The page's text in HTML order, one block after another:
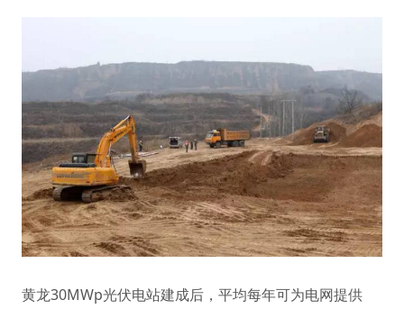
黄龙30MWp光伏电站建成后，平均每年可为电网提供